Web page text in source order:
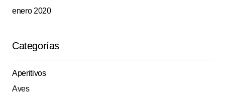
enero 2020
Categorías
Aperitivos
Aves